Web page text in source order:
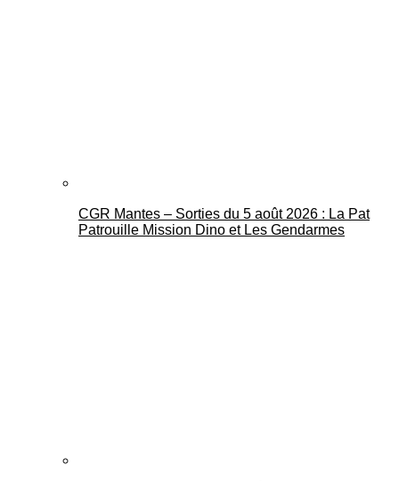
CGR Mantes – Sorties du 5 août 2026 : La Pat
Patrouille Mission Dino et Les Gendarmes